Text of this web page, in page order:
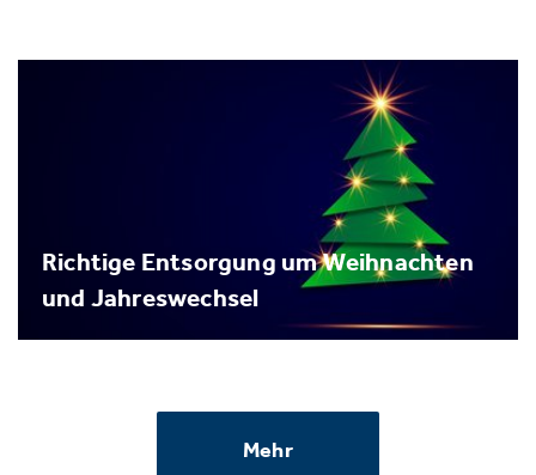
Richtige Entsorgung um Weihnachten
und Jahreswechsel
Mehr